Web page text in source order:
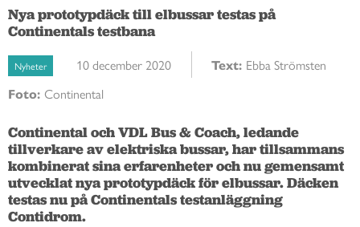
Nya prototypdäck till elbussar testas på
Continentals testbana
Nyheter 10 december 2020 Text: Ebba Strömsten
Foto: Continental
Continental och VDL Bus & Coach, ledande
tillverkare av elektriska bussar, har tillsammans
kombinerat sina erfarenheter och nu gemensamt
utvecklat nya prototypdäck för elbussar. Däcken
testas nu på Continentals testanläggning
Contidrom.